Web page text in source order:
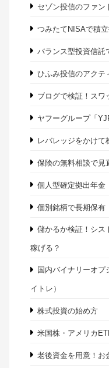
セゾン投信のファン
つみたてNISAで積
バランス型投資信託
ひふみ投信のアクテ
ブログで検証！スワ
ヤフーグループ「
レバレッジをかけて
保険の無料相談で見
個人型確定拠出年金
個別銘柄で長期保有
儲かるか検証！シス
稼げる？
国内バイナリーオ
イトレ）
株式投資の始め方
米国株・アメリカ
老後資金を用意！お